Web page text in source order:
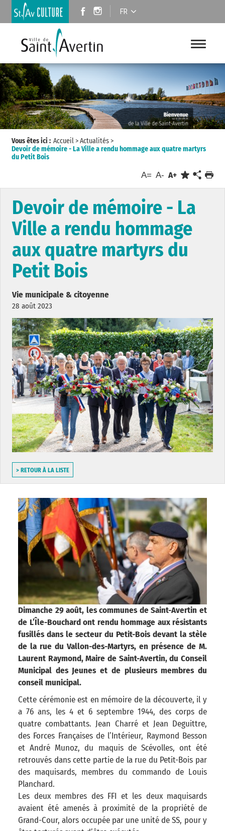
FR
Vous êtes ici : Accueil>Actualités>
Devoir de mémoire - La Ville a rendu hommage aux quatre martyrs
du Petit Bois
A= A- A+
Devoir de mémoire - La
Ville a rendu hommage
aux quatre martyrs du
Petit Bois
Vie municipale & citoyenne
28 août 2023
> RETOUR À LA LISTE
Dimanche 29 août, les communes de Saint-Avertin et
de L’Île-Bouchard ont rendu hommage aux résistants
fusillés dans le secteur du Petit-Bois devant la stèle
de la rue du Vallon-des-Martyrs, en présence de M.
Laurent Raymond, Maire de Saint-Avertin, du Conseil
Municipal des Jeunes et de plusieurs membres du
conseil municipal.
Cette cérémonie est en mémoire de la découverte, il y
a 76 ans, les 4 et 6 septembre 1944, des corps de
quatre combattants. Jean Charré et Jean Deguittre,
des Forces Françaises de l’Intérieur, Raymond Besson
et André Munoz, du maquis de Scévolles, ont été
retrouvés dans cette partie de la rue du Petit-Bois par
des maquisards, membres du commando de Louis
Planchard.
Les deux membres des FFI et les deux maquisards
avaient été amenés à proximité de la propriété de
Grand-Cour, alors occupée par une unité de SS, pour y